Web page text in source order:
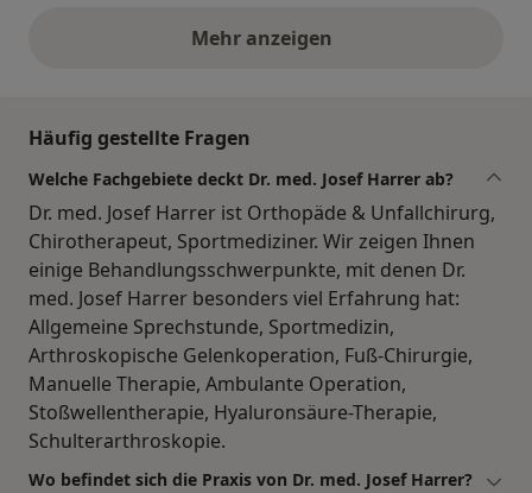
Mehr anzeigenobige Stellungnahmen
Häufig gestellte Fragen
Welche Fachgebiete deckt Dr. med. Josef Harrer ab?
Dr. med. Josef Harrer ist Orthopäde & Unfallchirurg,
Chirotherapeut, Sportmediziner. Wir zeigen Ihnen
einige Behandlungsschwerpunkte, mit denen Dr.
med. Josef Harrer besonders viel Erfahrung hat:
Allgemeine Sprechstunde, Sportmedizin,
Arthroskopische Gelenkoperation, Fuß-Chirurgie,
Manuelle Therapie, Ambulante Operation,
Stoßwellentherapie, Hyaluronsäure-Therapie,
Schulterarthroskopie.
Wo befindet sich die Praxis von Dr. med. Josef Harrer?